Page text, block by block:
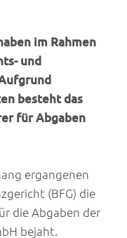
im Rahmen
und
besteht das
für Abgaben
ergangenen
(BFG) die
die Abgaben der
bejaht.